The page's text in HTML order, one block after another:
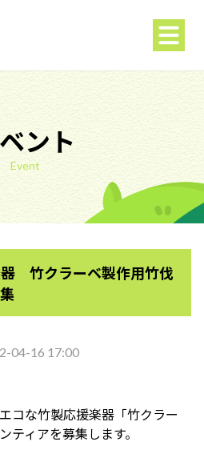
気・水）
ント
Event
器 竹クラーベ製作用竹伐
04-16 17:00
コな竹製応援楽器「竹クラー
ィアを募集します。